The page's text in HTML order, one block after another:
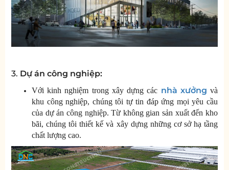
3. Dự án công nghiệp:
Với kinh nghiệm trong xây dựng các nhà xưởng và
khu công nghiệp, chúng tôi tự tin đáp ứng mọi yêu cầu
của dự án công nghiệp. Từ không gian sản xuất đến kho
bãi, chúng tôi thiết kế và xây dựng những cơ sở hạ tầng
chất lượng cao.